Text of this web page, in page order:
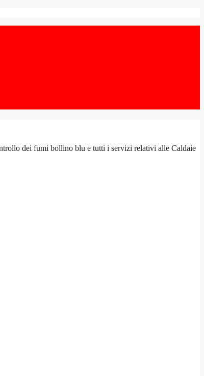
dei fumi bollino blu e tutti i servizi relativi alle Caldaie